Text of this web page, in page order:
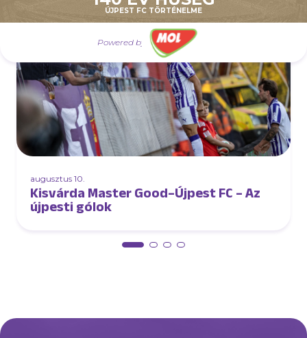
ÚJPEST FC TÖRTÉNELME
Powered by
augusztus 10.
Kisvárda Master Good–Újpest FC – Az
újpesti gólok